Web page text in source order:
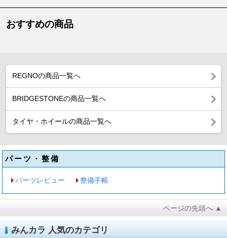
おすすめの商品
REGNOの商品一覧へ
BRIDGESTONEの商品一覧へ
タイヤ・ホイールの商品一覧へ
パーツ・整備
パーツレビュー 整備手帳
ページの先頭へ ▲
みんカラ 人気のカテゴリ